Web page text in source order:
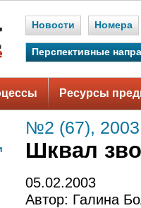
Новости Номера
Перспективные
Ресурсы
№2 (67), 2003
Шквал
05.02.2003
Автор: Галина